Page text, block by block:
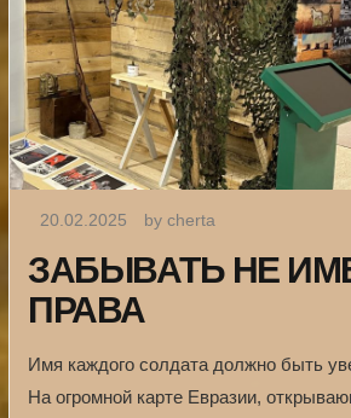
20.02.2025 by cherta
ЗАБЫВАТЬ НЕ
ПРАВА
Имя каждого солдата должно быть
На огромной карте Евразии,